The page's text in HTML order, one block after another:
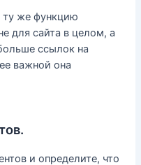
ту же функцию
для сайта в целом, а
ссылок на
важной она
и определите, что